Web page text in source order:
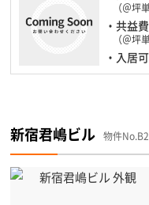
（＠坪
・共益費
（＠坪
・入居
新宿君嶋ビル 物件